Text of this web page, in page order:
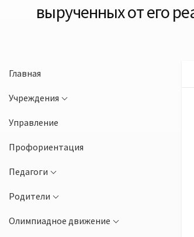
вырученных от его
Главная
Учреждения
Управление
Профориентация
Педагоги
Родители
Олимпиадное движение